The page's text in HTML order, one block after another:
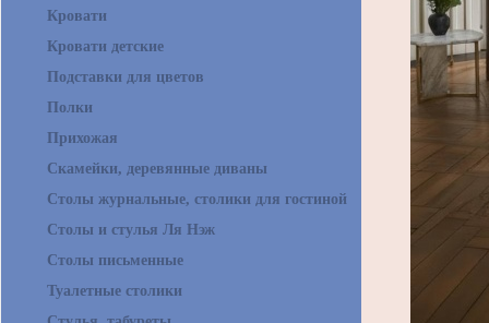
Кровати
Кровати детские
Подставки для цветов
Полки
Прихожая
Скамейки, деревянные диваны
Столы журнальные, столики для гостиной
Столы и стулья Ля Нэж
Столы письменные
Туалетные столики